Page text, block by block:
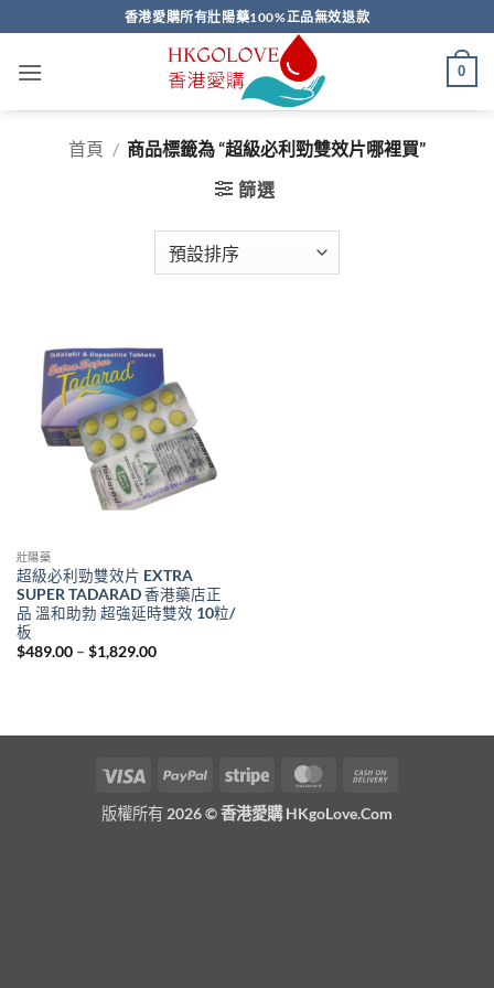
to
content
香港愛購所有壯陽藥100%正品無效退款
0
首頁 / 商品標籤為 “超級必利勁雙效片哪裡買”
篩選
壯陽藥
超級必利勁雙效片 EXTRA
SUPER TADARAD 香港藥店正
品 溫和助勃 超強延時雙效 10粒/
板
$489.00 – $1,829.00Price
Visa PayPal Stripe MasterCard
版權所有 2026 ©香港愛購 HKgoLove.Com